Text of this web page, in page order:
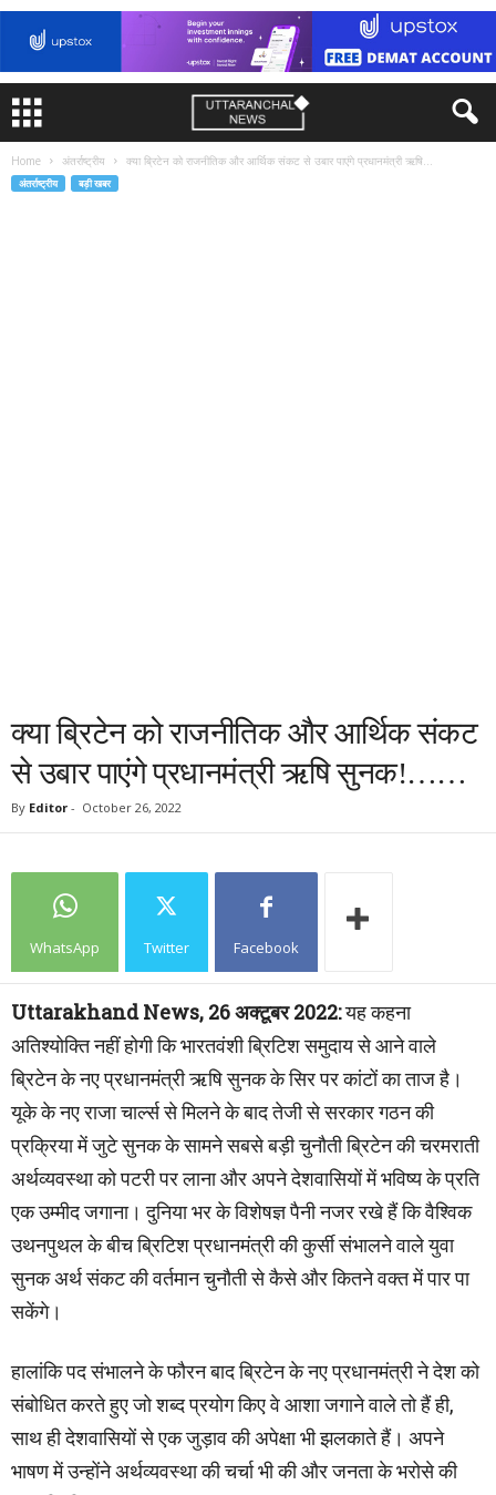
Home अंतर्राष्ट्रीय क्या ब्रिटेन को राजनीतिक और आर्थिक संकट से उबार पाएंगे प्रधानमंत्री ऋषि...
अंतर्राष्ट्रीय बड़ी खबर
क्या ब्रिटेन को राजनीतिक और आर्थिक संकट
से उबार पाएंगे प्रधानमंत्री ऋषि सुन​क!……
By Editor - October 26, 2022
WhatsApp Twitter Facebook
Uttarakhand News, 26 अक्टूबर 2022:यह कहना
अतिश्योक्ति नहीं होगी कि भारतवंशी ब्रिटिश समुदाय से आने वाले
ब्रिटेन के नए प्रधानमंत्री ऋषि सुनक के सिर पर ​कांटों का ताज है।
यूके के नए राजा चार्ल्स से मिलने के बाद तेजी से सरकार गठन की
प्रक्रिया में जुटे सुनक के सामने सबसे बड़ी चुनौती ब्रिटेन की चरमराती
अर्थव्यवस्था को पटरी पर लाना और अपने देशवासियों में भविष्य के प्रति
एक उम्मीद जगाना। दुनिया भर के विशेषज्ञ पैनी नजर रखे हैं कि वैश्विक
उथनपुथल के बीच ब्रिटिश प्रधानमंत्री की कुर्सी संभालने वाले युवा
सुनक अर्थ संकट की वर्तमान चुनौती से कैसे और कितने वक्त में पार पा
सकेंगे।
हालांकि पद संभालने के फौरन बाद ब्रिटेन के नए प्रधानमंत्री ने देश को
संबोधित करते हुए जो शब्द प्रयोग किए वे आशा जगाने वाले तो हैं ही,
साथ ही देशवासियों से एक जुड़ाव की अपेक्षा भी झलकाते हैं। अपने
भाषण में उन्होंने अर्थव्यवस्था की चर्चा भी की और जनता के भरोसे की